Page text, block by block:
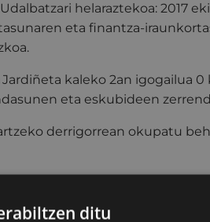
helaraztekoa: 2017
eta finantza-
kaleko 2an igogailua 0
eta eskubideen
derrigorrean okupatu
eraikin edo edifizioetan
ditu